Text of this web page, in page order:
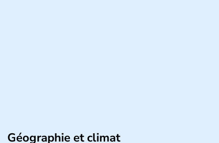
Géographie et climat